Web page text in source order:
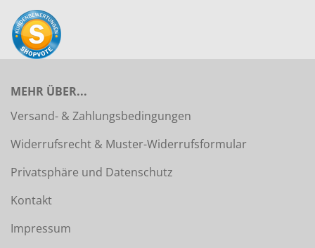
MEHR ÜBER...
Versand- & Zahlungsbedingungen
Widerrufsrecht & Muster-Widerrufsformular
Privatsphäre und Datenschutz
Kontakt
Impressum